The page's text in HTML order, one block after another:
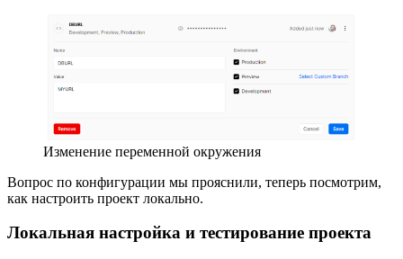
Изменение переменной окружения
Вопрос по конфигурации мы прояснили, теперь посмотрим,
как настроить проект локально.
Локальная настройка и тестирование проекта